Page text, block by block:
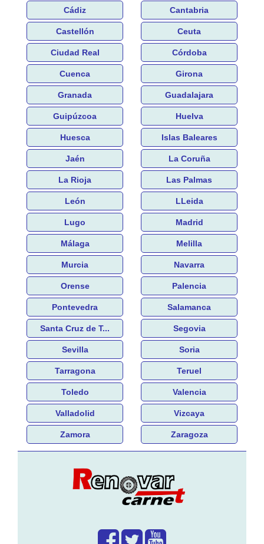
Cádiz Cantabria
Castellón Ceuta
Ciudad Real Córdoba
Cuenca Girona
Granada Guadalajara
Guipúzcoa Huelva
Huesca Islas Baleares
Jaén La Coruña
La Rioja Las Palmas
León LLeida
Lugo Madrid
Málaga Melilla
Murcia Navarra
Orense Palencia
Pontevedra Salamanca
Santa Cruz de T... Segovia
Sevilla Soria
Tarragona Teruel
Toledo Valencia
Valladolid Vizcaya
Zamora Zaragoza